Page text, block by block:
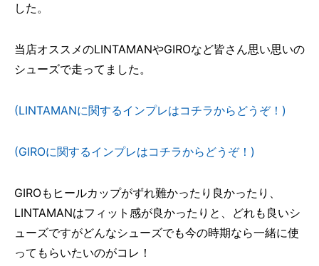
した。
当店オススメのLINTAMANやGIROなど皆さん思い思いの
シューズで走ってました。
(LINTAMANに関するインプレはコチラからどうぞ！)
(GIROに関するインプレはコチラからどうぞ！)
GIROもヒールカップがずれ難かったり良かったり、
LINTAMANはフィット感が良かったりと、どれも良いシ
ューズですがどんなシューズでも今の時期なら一緒に使
ってもらいたいのがコレ！